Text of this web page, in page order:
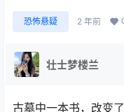
恐怖悬疑 2 年前
壮士梦楼兰
古墓中一本书，改变